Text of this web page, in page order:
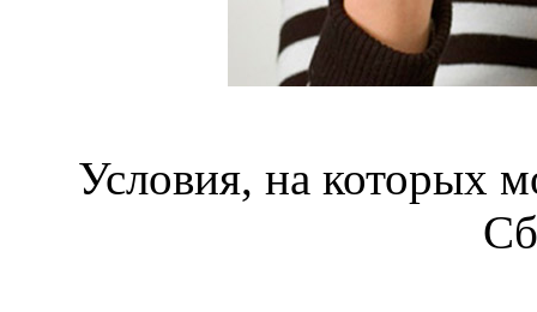
Условия, на которых